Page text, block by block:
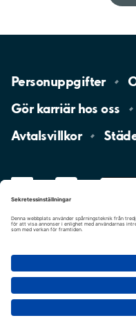
Personuppgifter
Gör karriär hososs
Avtalsvillkor